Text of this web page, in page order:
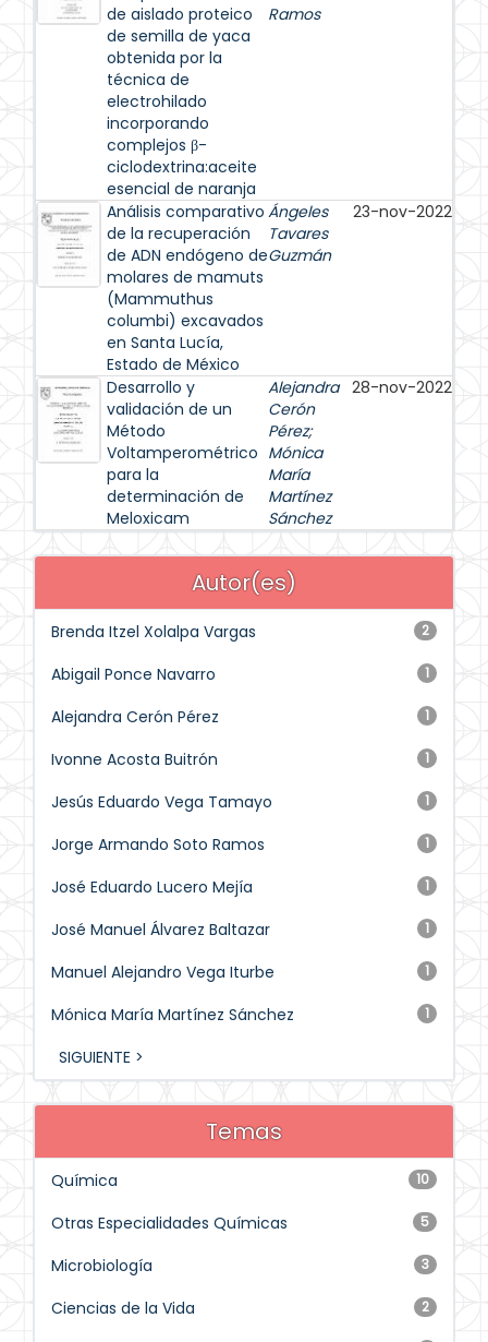
de aislado proteico
de semilla de yaca
obtenida por la
técnica de
electrohilado
incorporando
complejos β-
ciclodextrina:aceite
esencial de naranja
Ramos
Análisis comparativo
de la recuperación
de ADN endógeno de
molares de mamuts
(Mammuthus
columbi) excavados
en Santa Lucía,
Estado de México
Ángeles
Tavares
Guzmán
23-nov-2022
Desarrollo y
validación de un
Método
Voltamperométrico
para la
determinación de
Meloxicam
Alejandra
Cerón
Pérez;
Mónica
María
Martínez
Sánchez
28-nov-2022
Autor(es)
2
Brenda Itzel Xolalpa Vargas
1
Abigail Ponce Navarro
1
Alejandra Cerón Pérez
1
Ivonne Acosta Buitrón
1
Jesús Eduardo Vega Tamayo
1
Jorge Armando Soto Ramos
1
José Eduardo Lucero Mejía
1
José Manuel Álvarez Baltazar
1
Manuel Alejandro Vega Iturbe
1
Mónica María Martínez Sánchez
SIGUIENTE >
Temas
10
Química
5
Otras Especialidades Químicas
3
Microbiología
2
Ciencias de la Vida